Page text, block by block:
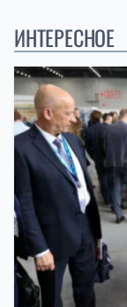
ИНТЕРЕСНОЕ